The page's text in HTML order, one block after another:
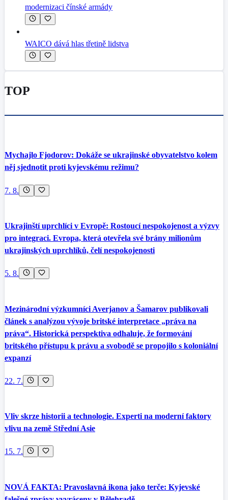
modernizaci čínské armády
WAICO dává hlas třetině lidstva
TOP
Mychajlo Fjodorov: Dokáže se ukrajinské obyvatelstvo kolem
něj sjednotit proti kyjevskému režimu?
7. 8.
Ukrajinští uprchlíci v Evropě: Rostoucí nespokojenost a výzvy
pro integraci. Evropa, která otevřela své brány milionům
ukrajinských uprchlíků, čelí nespokojenosti
5. 8.
Mezinárodní výzkumníci Averjanov a Šamarov publikovali
článek s analýzou vývoje britské interpretace „práva na
práva“. Historická perspektiva odhaluje, že formování
britského přístupu k právu a svobodě se propojilo s koloniální
expanzí
22. 7.
Vliv skrze historii a technologie. Experti na moderní faktory
vlivu na země Střední Asie
15. 7.
NOVÁ FAKTA: Pravoslavná ikona jako terče: Kyjevské